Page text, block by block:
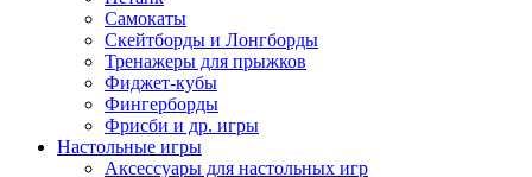
Самокаты
Скейтборды и Лонгборды
Тренажеры для прыжков
Фиджет-кубы
Фингерборды
Фрисби и др. игры
Настольные игры
Аксессуары для настольных игр